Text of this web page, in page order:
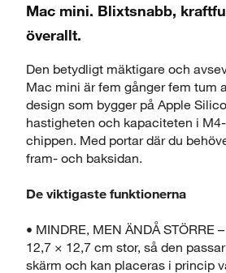
Mac mini. Blixtsnabb,
överallt.
Den betydligt mäktigare och
Mac mini är fem gånger fem tum
design som bygger på Apple
hastigheten och kapaciteten i
chippen. Med portar där du
fram- och baksidan.
De viktigaste funktionerna
• MINDRE, MEN ÄNDÅ STÖRRE
12,7 × 12,7 cm stor, så den
skärm och kan placeras i princip